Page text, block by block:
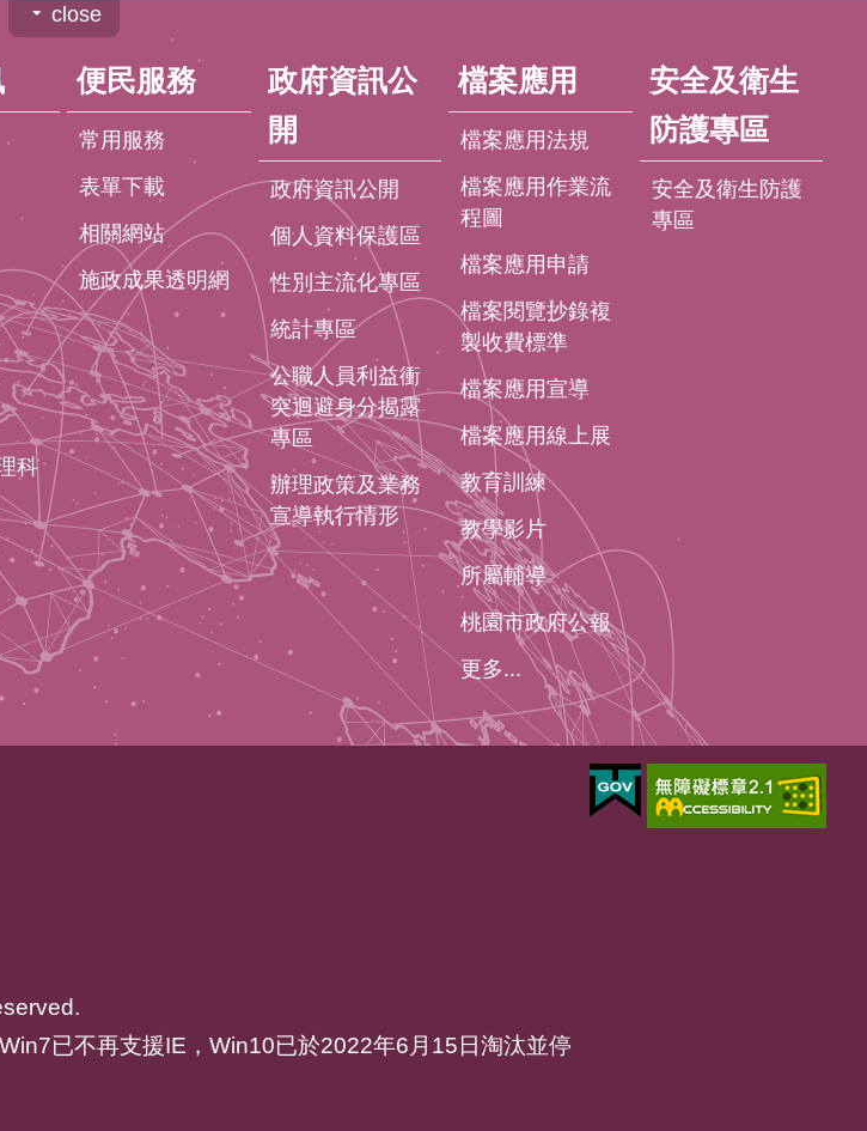
close
科
便民服務
常用服務
表單下載
相關網站
施政成果透明網
政府資訊公
開
政府資訊公開
個人資料保護區
性別主流化專區
統計專區
公職人員利益衝
突迴避身分揭露
專區
辦理政策及業務
宣導執行情形
檔案應用
檔案應用法規
檔案應用作業流
程圖
檔案應用申請
檔案閱覽抄錄複
製收費標準
檔案應用宣導
檔案應用線上展
教育訓練
教學影片
所屬輔導
桃園市政府公報
更多...
安全及衛生
防護專區
安全及衛生防護
專區
已不再支援IE，Win10已於2022年6月15日淘汰並停